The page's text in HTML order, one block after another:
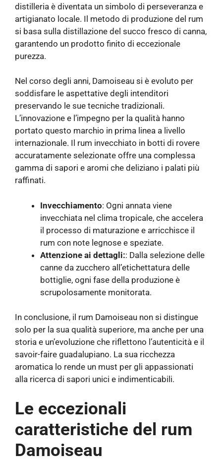
distilleria è diventata un simbolo di perseveranza e
artigianato locale. Il metodo di produzione del rum
si basa sulla distillazione del succo fresco di canna,
garantendo un prodotto finito di eccezionale
purezza.
Nel corso degli anni, Damoiseau si è evoluto per
soddisfare le aspettative degli intenditori
preservando le sue tecniche tradizionali.
L’innovazione e l’impegno per la qualità hanno
portato questo marchio in prima linea a livello
internazionale. Il rum invecchiato in botti di rovere
accuratamente selezionate offre una complessa
gamma di sapori e aromi che deliziano i palati più
raffinati.
Invecchiamento: Ogni annata viene
invecchiata nel clima tropicale, che accelera
il processo di maturazione e arricchisce il
rum con note legnose e speziate.
Attenzione ai dettagli:: Dalla selezione delle
canne da zucchero all’etichettatura delle
bottiglie, ogni fase della produzione è
scrupolosamente monitorata.
In conclusione, il rum Damoiseau non si distingue
solo per la sua qualità superiore, ma anche per una
storia e un’evoluzione che riflettono l’autenticità e il
savoir-faire guadalupiano. La sua ricchezza
aromatica lo rende un must per gli appassionati
alla ricerca di sapori unici e indimenticabili.
Le eccezionali
caratteristiche del rum
Damoiseau